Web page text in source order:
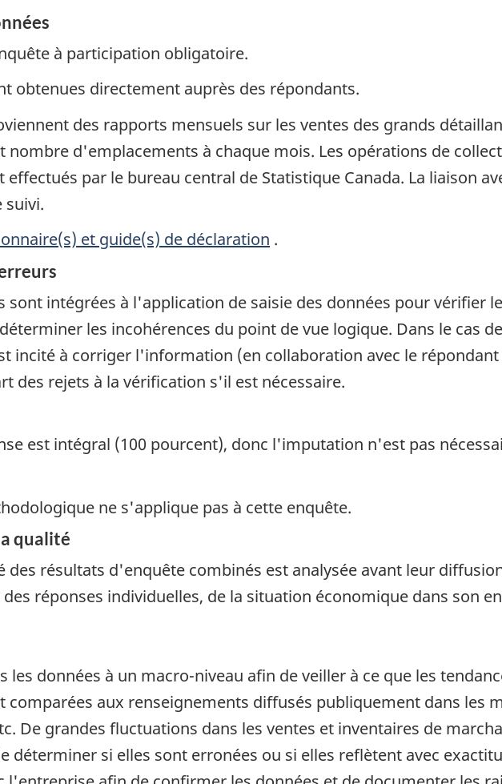
à participation obligatoire.
obtenues directement auprès des répondants.
des rapports mensuels sur les ventes des grands
nombre d'emplacements à chaque mois. Les opérations de
effectués par le bureau central de Statistique Canada. La liaison
suivi.
et guide(s) de déclaration .
sont intégrées à l'application de saisie des données pour vérifier
les incohérences du point de vue logique. Dans le cas
incité à corriger l'information (en collaboration avec le
des rejets à la vérification s'il est nécessaire.
est intégral (100 pourcent), donc l'imputation n'est pas
ne s'applique pas à cette enquête.
qualité
des résultats d'enquête combinés est analysée avant leur
réponses individuelles, de la situation économique dans son
les données à un macro-niveau afin de veiller à ce que les
comparées aux renseignements diffusés publiquement dans les
De grandes fluctuations dans les ventes et inventaires de
déterminer si elles sont erronées ou si elles reflètent avec